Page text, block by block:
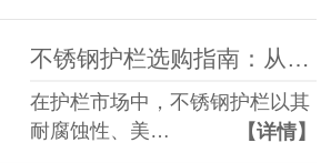
不锈钢护栏选购指南：从材质到应用的全维度考量​
在护栏市场中，不锈钢护栏以其
耐腐蚀性、美…
【详情】